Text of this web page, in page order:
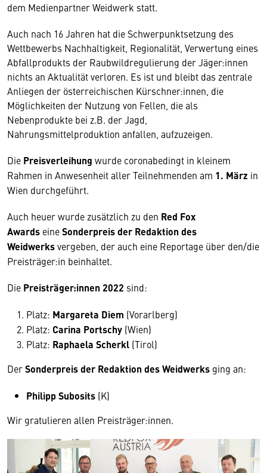
dem Medienpartner Weidwerk statt.
Auch nach 16 Jahren hat die Schwerpunktsetzung des
Wettbewerbs Nachhaltigkeit, Regionalität, Verwertung eines
Abfallprodukts der Raubwildregulierung der Jäger:innen
nichts an Aktualität verloren. Es ist und bleibt das zentrale
Anliegen der österreichischen Kürschner:innen, die
Möglichkeiten der Nutzung von Fellen, die als
Nebenprodukte bei z.B. der Jagd,
Nahrungsmittelproduktion anfallen, aufzuzeigen.
Die Preisverleihung wurde coronabedingt in kleinem
Rahmen in Anwesenheit aller Teilnehmenden am 1. März in
Wien durchgeführt.
Auch heuer wurde zusätzlich zu den Red Fox
Awards eineSonderpreis der Redaktion des
Weidwerksvergeben, der auch eine Reportage über den/die
Preisträger:in beinhaltet.
Die Preisträger:innen 2022 sind:
Platz: Margareta Diem (Vorarlberg)
Platz: Carina Portschy (Wien)
Platz: Raphaela Scherkl (Tirol)
DerSonderpreis der Redaktion des Weidwerks ging an:
Philipp Subosits (K)
Wir gratulieren allen Preisträger:innen.